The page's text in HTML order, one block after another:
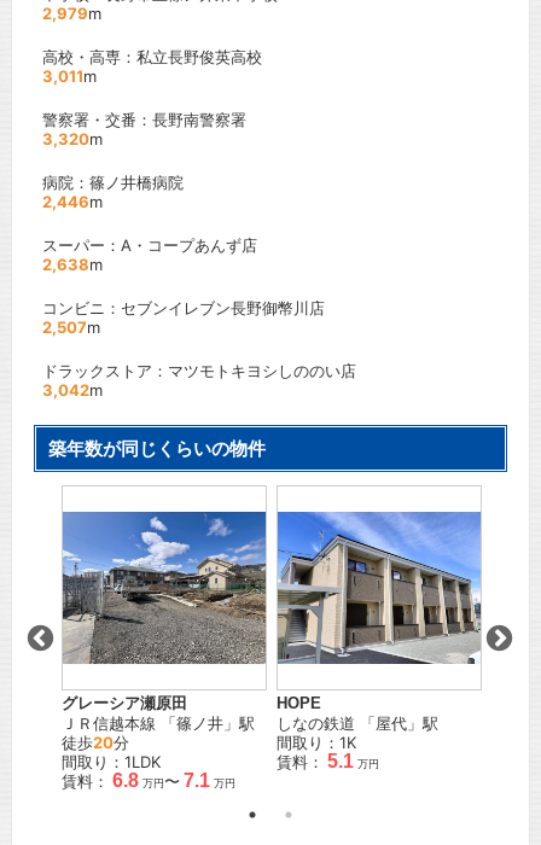
2,979m
高校・高専：私立長野俊英高校
3,011m
警察署・交番：長野南警察署
3,320m
病院：篠ノ井橋病院
2,446m
スーパー：A・コープあんず店
2,638m
コンビニ：セブンイレブン長野御幣川店
2,507m
ドラックストア：マツモトキヨシしののい店
3,042m
築年数が同じくらいの物件
グレーシア瀬原田
ＪＲ信越本線 「篠ノ井 」駅
徒歩20分
間取り：1LDK
賃料： 6.8 万円〜 7.1 万円
HOPE
しなの鉄道 「屋代 」駅
間取り：1K
賃料： 5.1 万円